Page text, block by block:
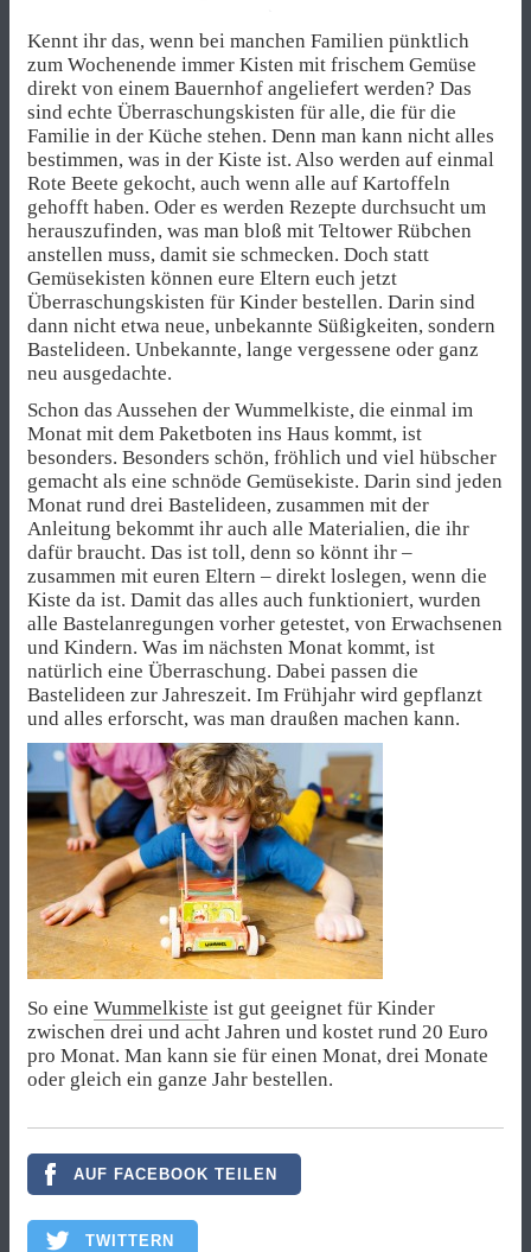
Kennt ihr das, wenn bei manchen Familien pünktlich
zum Wochenende immer Kisten mit frischem Gemüse
direkt von einem Bauernhof angeliefert werden? Das
sind echte Überraschungskisten für alle, die für die
Familie in der Küche stehen. Denn man kann nicht alles
bestimmen, was in der Kiste ist. Also werden auf einmal
Rote Beete gekocht, auch wenn alle auf Kartoffeln
gehofft haben. Oder es werden Rezepte durchsucht um
herauszufinden, was man bloß mit Teltower Rübchen
anstellen muss, damit sie schmecken. Doch statt
Gemüsekisten können eure Eltern euch jetzt
Überraschungskisten für Kinder bestellen. Darin sind
dann nicht etwa neue, unbekannte Süßigkeiten, sondern
Bastelideen. Unbekannte, lange vergessene oder ganz
neu ausgedachte.
Schon das Aussehen der Wummelkiste, die einmal im
Monat mit dem Paketboten ins Haus kommt, ist
besonders. Besonders schön, fröhlich und viel hübscher
gemacht als eine schnöde Gemüsekiste. Darin sind jeden
Monat rund drei Bastelideen, zusammen mit der
Anleitung bekommt ihr auch alle Materialien, die ihr
dafür braucht. Das ist toll, denn so könnt ihr –
zusammen mit euren Eltern – direkt loslegen, wenn die
Kiste da ist. Damit das alles auch funktioniert, wurden
alle Bastelanregungen vorher getestet, von Erwachsenen
und Kindern. Was im nächsten Monat kommt, ist
natürlich eine Überraschung. Dabei passen die
Bastelideen zur Jahreszeit. Im Frühjahr wird gepflanzt
und alles erforscht, was man draußen machen kann.
So eine Wummelkiste ist gut geeignet für Kinder
zwischen drei und acht Jahren und kostet rund 20 Euro
pro Monat. Man kann sie für einen Monat, drei Monate
oder gleich ein ganze Jahr bestellen.
AUF FACEBOOK TEILEN
TWITTERN